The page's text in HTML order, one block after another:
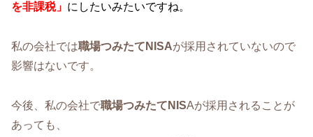
を非課税」 にしたいみたいですね。
私の会社では職場つみたてNISAが採用されていないので
影響はないです。
今後、私の会社で職場つみたてNISAが採用されることが
あっても、